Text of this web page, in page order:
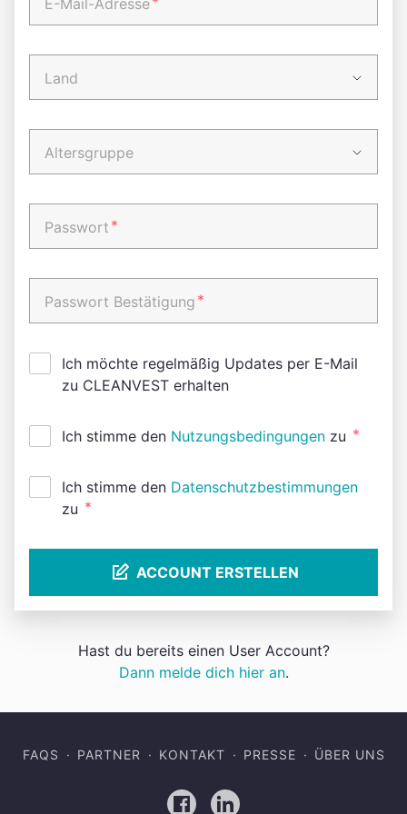
E-Mail-Adresse
Land
Altersgruppe
Passwort *
Passwort Bestätigung *
Ich möchte regelmäßig Updates per E-Mail
zu CLEANVEST erhalten
Ich stimme den Nutzungsbedingungen zu *
Ich stimme den Datenschutzbestimmungen
zu *
ACCOUNT ERSTELLEN
Hast du bereits einen User Account?
Dann melde dich hier an.
FAQS PARTNER KONTAKT PRESSE ÜBER UNS